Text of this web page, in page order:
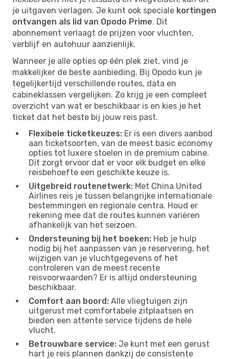
je uitgaven verlagen. Je kunt ook speciale kortingen
ontvangen als lid van Opodo Prime. Dit
abonnement verlaagt de prijzen voor vluchten,
verblijf en autohuur aanzienlijk.
Wanneer je alle opties op één plek ziet, vind je
makkelijker de beste aanbieding. Bij Opodo kun je
tegelijkertijd verschillende routes, data en
cabineklassen vergelijken. Zo krijg je een compleet
overzicht van wat er beschikbaar is en kies je het
ticket dat het beste bij jouw reis past.
Flexibele ticketkeuzes: Er is een divers aanbod
aan ticketsoorten, van de meest basic economy
opties tot luxere stoelen in de premium cabine.
Dit zorgt ervoor dat er voor elk budget en elke
reisbehoefte een geschikte keuze is.
Uitgebreid routenetwerk: Met China United
Airlines reis je tussen belangrijke internationale
bestemmingen en regionale centra. Houd er
rekening mee dat de routes kunnen variëren
afhankelijk van het seizoen.
Ondersteuning bij het boeken: Heb je hulp
nodig bij het aanpassen van je reservering, het
wijzigen van je vluchtgegevens of het
controleren van de meest recente
reisvoorwaarden? Er is altijd ondersteuning
beschikbaar.
Comfort aan boord: Alle vliegtuigen zijn
uitgerust met comfortabele zitplaatsen en
bieden een attente service tijdens de hele
vlucht.
Betrouwbare service: Je kunt met een gerust
hart je reis plannen dankzij de consistente